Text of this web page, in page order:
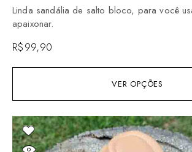
VER OPÇÕES
Linda sandália de salto bloco, para você
apaixonar.
R$99,90